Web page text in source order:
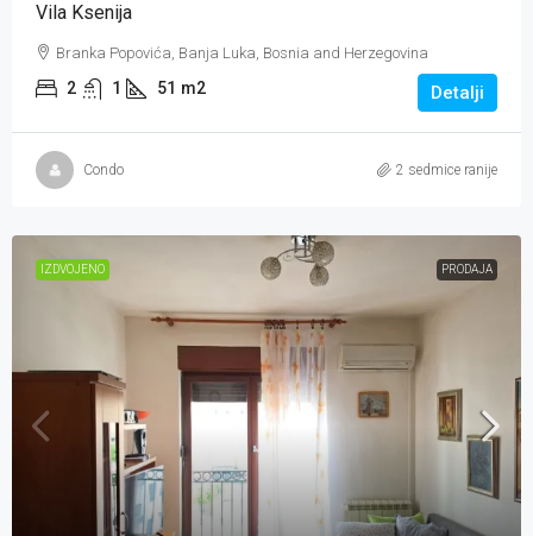
Vila Ksenija
Branka Popovića, Banja Luka, Bosnia and Herzegovina
2 1 51 m2 Detalji
Condo 2 sedmice ranije
IZDVOJENO PRODAJA